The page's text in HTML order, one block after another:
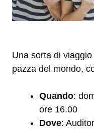
Una sorta di
pazza del mondo,
Quando:
ore 16.00
Dove: